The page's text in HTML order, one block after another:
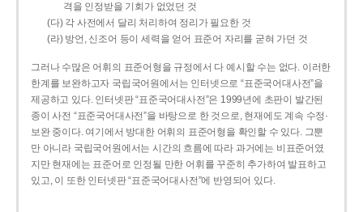
격을 인정받을 기회가 없었던 것
(다) 각 사전에서 달리 처리하여 정리가 필요한 것
(라) 방언, 신조어 등이 세력을 얻어 표준어 자리를 굳혀 가던 것
그러나 수많은 어휘의 표준어형을 규정에서 다 예시할 수는 없다. 이러한
한계를 보완하고자 국립국어원에서는 인터넷으로 “표준국어대사전”을
제공하고 있다. 인터넷판 “표준국어대사전”은 1999년에 초판이 발간된
종이 사전 “표준국어대사전”을 바탕으로 한 것으로, 현재에도 계속 수정·
보완 중이다. 여기에서 방대한 어휘의 표준어형을 확인할 수 있다. 그뿐
만 아니라 국립국어원에서는 시간의 흐름에 따라 과거에는 비표준어였
지만 현재에는 표준어로 인정될 만한 어휘를 꾸준히 추가하여 발표하고
있고, 이 또한 인터넷판 “표준국어대사전”에 반영되어 있다.